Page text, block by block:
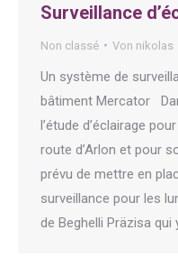
Surveillance
Non classé Von nikolas
Un système de
bâtiment Mercator
l’étude d’éclairage
route d’Arlon et pour
prévu de mettre en
surveillance pour les
de Beghelli Präzisa